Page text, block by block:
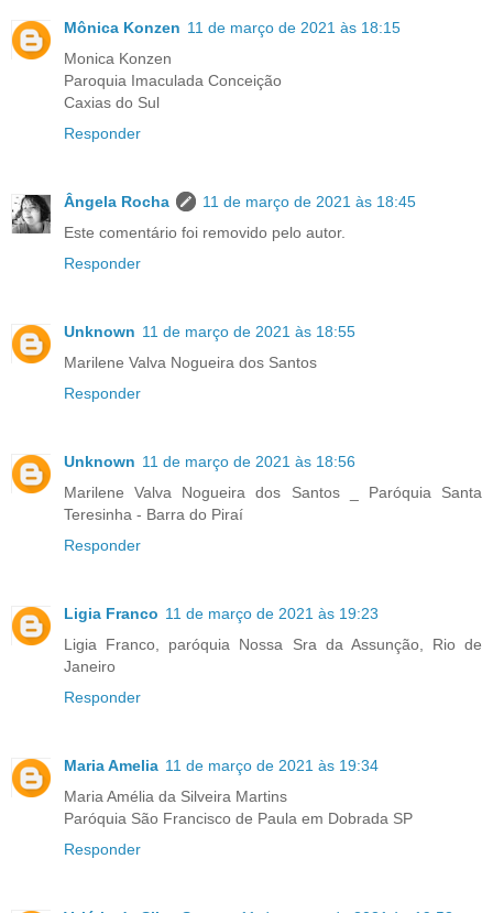
Mônica Konzen 11 de março de 2021 às 18:15
Monica Konzen
Paroquia Imaculada Conceição
Caxias do Sul
Responder
Ângela Rocha
11 de março de 2021 às 18:45
Este comentário foi removido pelo autor.
Responder
Unknown 11 de março de 2021 às 18:55
Marilene Valva Nogueira dos Santos
Responder
Unknown 11 de março de 2021 às 18:56
Marilene Valva Nogueira dos Santos _ Paróquia Santa
Teresinha - Barra do Piraí
Responder
Ligia Franco 11 de março de 2021 às 19:23
Ligia Franco, paróquia Nossa Sra da Assunção, Rio de
Janeiro
Responder
Maria Amelia 11 de março de 2021 às 19:34
Maria Amélia da Silveira Martins
Paróquia São Francisco de Paula em Dobrada SP
Responder